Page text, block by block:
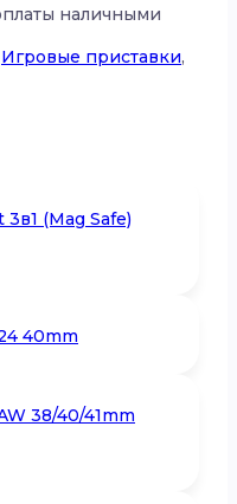
наличными
Игровые приставки,
(Mag Safe)
40mm
38/40/41mm